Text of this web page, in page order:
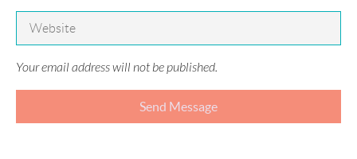
Your email address will not be published.